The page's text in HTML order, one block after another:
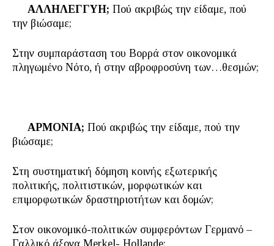
ΑΛΛΗΛΕΓΓΥΗ; Πού ακριβώς την είδαμε, πού
την βιώσαμε;
Στην συμπαράσταση του Βορρά στον οικονομικά
πληγωμένο Νότο, ή στην αβροφροσύνη των…θεσμών;
ΑΡΜΟΝΙΑ; Πού ακριβώς την είδαμε, πού την
βιώσαμε;
Στη συστηματική δόμηση κοινής εξωτερικής
πολιτικής, πολιτιστικών, μορφωτικών και
επιμορφωτικών δραστηριοτήτων και δομών;
Στον οικονομικό-πολιτικών συμφερόντων Γερμανό –
Γαλλικό άξονα Merkel- Hollande;